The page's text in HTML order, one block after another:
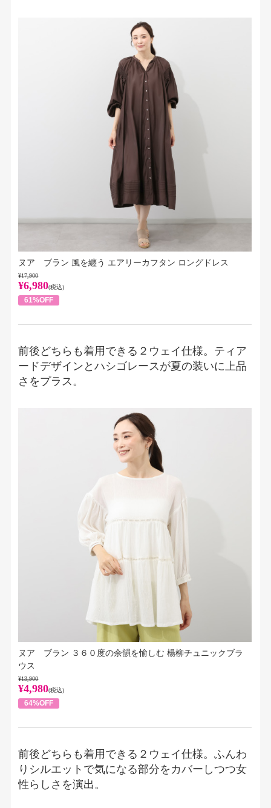
ヌア ブラン 風を纏う エアリーカフタン ロングドレス
¥17,900
¥6,980(税込)
61%OFF
前後どちらも着用できる２ウェイ仕様。ティア
ードデザインとハシゴレースが夏の装いに上品
さをプラス。
ヌア ブラン ３６０度の余韻を愉しむ 楊柳チュニックブラ
ウス
¥13,900
¥4,980(税込)
64%OFF
前後どちらも着用できる２ウェイ仕様。ふんわ
りシルエットで気になる部分をカバーしつつ女
性らしさを演出。